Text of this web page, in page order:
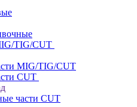
TIG/CUT
MIG/TIG/CUT
CUT
части CUT